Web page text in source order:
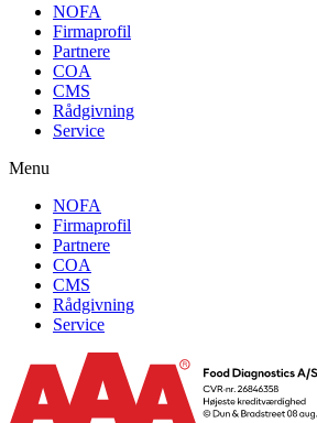
NOFA
Firmaprofil
Partnere
COA
CMS
Rådgivning
Service
Menu
NOFA
Firmaprofil
Partnere
COA
CMS
Rådgivning
Service